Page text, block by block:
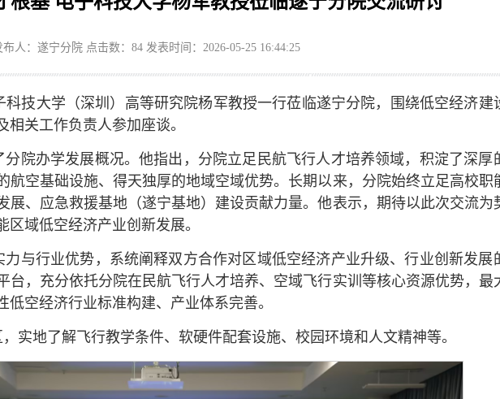
人：遂宁分院 点击数： 84 发表时间：2026-05-25 16:44:25
科技大学（深圳）高等研究院杨军教授一行莅临遂宁分院，围绕低空经济建
关工作负责人参加座谈。
院办学发展概况。他指出，分院立足民航飞行人才培养领域，积淀了深厚
航空基础设施、得天独厚的地域空域优势。长期以来，分院始终立足高校职
展、应急救援基地（遂宁基地）建设贡献力量。他表示，期待以此次交流为
域低空经济产业创新发展。
与行业优势，系统阐释双方合作对区域低空经济产业升级、行业创新发展
台，充分依托分院在民航飞行人才培养、空域飞行实训等核心资源优势，最
空经济行业标准构建、产业体系完善。
实地了解飞行教学条件、软硬件配套设施、校园环境和人文精神等。